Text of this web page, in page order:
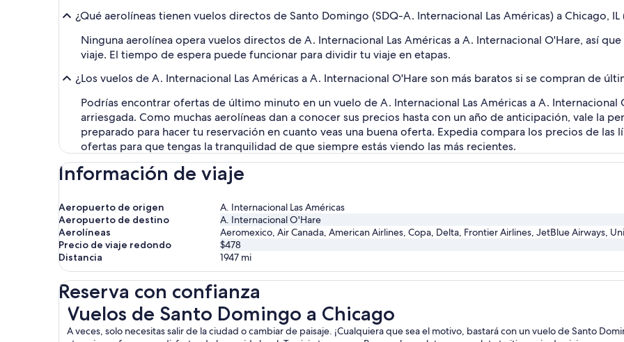
¿Qué aerolíneas tienen vuelos directos de Santo Domingo (SDQ-A. Internacional Las Américas) a Chicago,
Ninguna aerolínea opera vuelos directos de A. Internacional Las Américas a A. Internacional O'Hare, así
viaje. El tiempo de espera puede funcionar para dividir tu viaje en etapas.
¿Los vuelos de A. Internacional Las Américas a A. Internacional O'Hare son más baratos si se compran de
Podrías encontrar ofertas de último minuto en un vuelo de A. Internacional Las Américas a A. Internacional
arriesgada. Como muchas aerolíneas dan a conocer sus precios hasta con un año de anticipación, vale la
preparado para hacer tu reservación en cuanto veas una buena oferta. Expedia compara los precios de las
ofertas para que tengas la tranquilidad de que siempre estás viendo las más recientes.
Información de viaje
Aeropuerto de origen
A. Internacional Las Américas
Aeropuerto de destino
A. Internacional O'Hare
Aerolíneas
Aeromexico, Air Canada, American Airlines, Copa, Delta, Frontier Airlines, JetBlue Airways,
Precio de viaje redondo
$478
Distancia
1947 mi
Reserva con confianza
Vuelos de Santo Domingo a Chicago
A veces, solo necesitas salir de la ciudad o cambiar de paisaje. ¡Cualquiera que sea el motivo, bastará con un vuelo de Santo
Vuelos de Santo Domingo a Chicago